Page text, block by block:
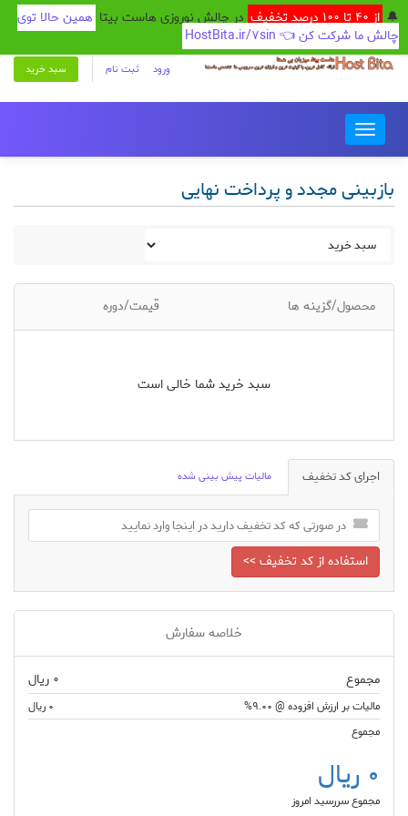
🔔از 40 تا 100 درصد تخفیف در چالش نوروزی هاست بیتا همین حالا توی
چالش ما شرکت کن 👈 HostBita.ir/7sin
ورود ثبت نام سبد خرید
Toggle
navigation
بازبینی مجدد و پرداخت نهایی
محصول/گزینه ها قیمت/دوره
سبد خرید شما خالی است
اجرای کد تخفیف مالیات پیش بینی شده
استفاده از کد تخفیف >>
خلاصه سفارش
مجموع 0 ریال
مالیات بر ارزش افزوده @ 9.00%
0 ریال
مجموع
0 ریال
مجموع سررسید امروز